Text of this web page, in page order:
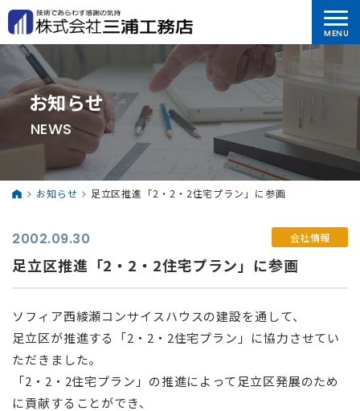
お知らせ
NEWS
お知らせ 足立区推進「2・2・2住宅プラン」に参画
2002.09.30 会社情報
足立区推進「2・2・2住宅プラン」に参画
ソフィア西綾瀬コンサイスハウスの建設を通して、
足立区が推進する「2・2・2住宅プラン」に協力させてい
ただきました。
「2・2・2住宅プラン」の推進によって足立区発展のため
に貢献することができ、